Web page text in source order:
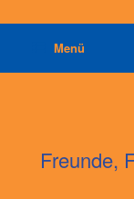
Menü
Freunde,